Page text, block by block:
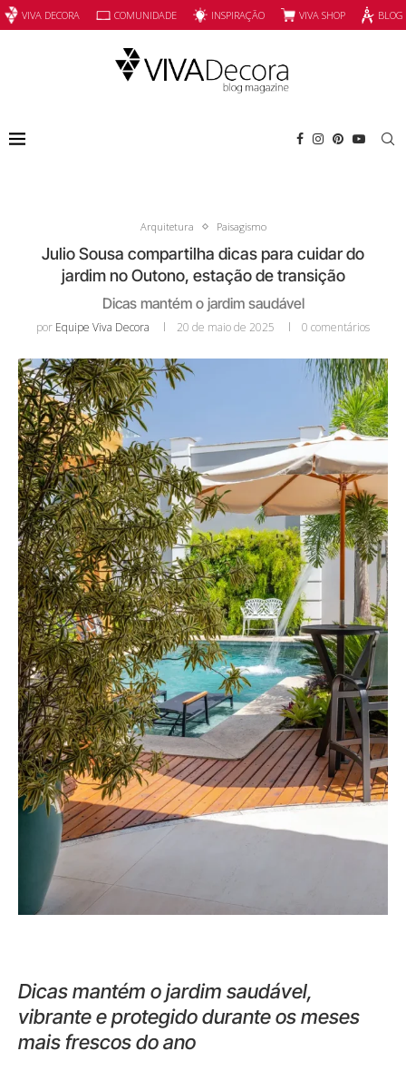
VIVA DECORA COMUNIDADE INSPIRAÇÃO VIVA SHOP
Arquitetura Paisagismo
Julio Sousa compartilha dicas para cuidar do
jardim no Outono, estação de transição
Dicas mantém o jardim saudável
por Equipe Viva Decora 20 de maio de 2025 0 comentários
Dicas mantém o jardim saudável,
vibrante e protegido durante os meses
mais frescos do ano